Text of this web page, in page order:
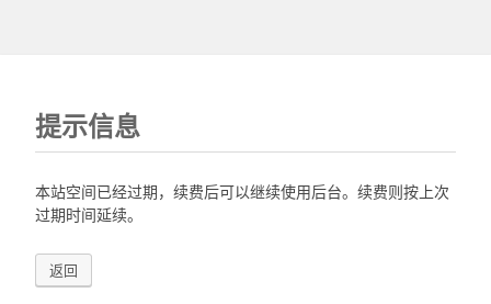
提示信息
本站空间已经过期，续费后可以继续使用后台。续费则按上次
过期时间延续。
返回